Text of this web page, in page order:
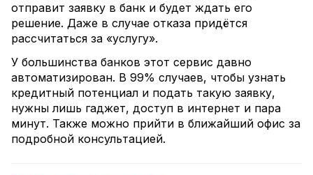
отправит заявку в банк и будет ждать его
решение. Даже в случае отказа придётся
рассчитаться за «услугу».
У большинства банков этот сервис давно
автоматизирован. В 99% случаев, чтобы узнать
кредитный потенциал и подать такую заявку,
нужны лишь гаджет, доступ в интернет и пара
минут. Также можно прийти в ближайший офис за
подробной консультацией.